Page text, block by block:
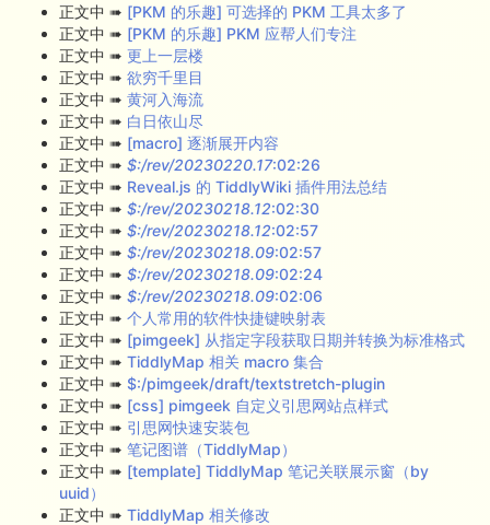
正文中 ➠ [PKM 的乐趣] 可选择的 PKM 工具太多了
正文中 ➠ [PKM 的乐趣] PKM 应帮人们专注
正文中 ➠ 更上一层楼
正文中 ➠ 欲穷千里目
正文中 ➠ 黄河入海流
正文中 ➠ 白日依山尽
正文中 ➠ [macro] 逐渐展开内容
正文中 ➠ $:/rev/20230220.17:02:26
正文中 ➠ Reveal.js 的 TiddlyWiki 插件用法总结
正文中 ➠ $:/rev/20230218.12:02:30
正文中 ➠ $:/rev/20230218.12:02:57
正文中 ➠ $:/rev/20230218.09:02:57
正文中 ➠ $:/rev/20230218.09:02:24
正文中 ➠ $:/rev/20230218.09:02:06
正文中 ➠ 个人常用的软件快捷键映射表
正文中 ➠ [pimgeek] 从指定字段获取日期并转换为标准格式
正文中 ➠ TiddlyMap 相关 macro 集合
正文中 ➠ $:/pimgeek/draft/textstretch-plugin
正文中 ➠ [css] pimgeek 自定义引思网站点样式
正文中 ➠ 引思网快速安装包
正文中 ➠ 笔记图谱（TiddlyMap）
正文中 ➠ [template] TiddlyMap 笔记关联展示窗（by
uuid）
正文中 ➠ TiddlyMap 相关修改